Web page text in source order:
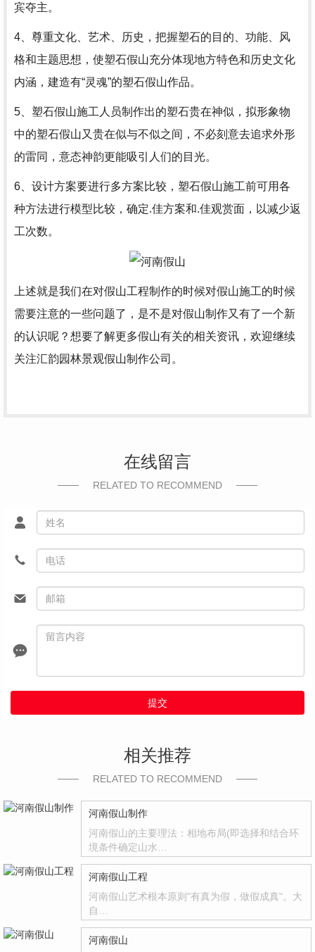
宾夺主。
4、尊重文化、艺术、历史，把握塑石的目的、功能、风
格和主题思想，使塑石假山充分体现地方特色和历史文化
内涵，建造有“灵魂”的塑石假山作品。
5、塑石假山施工人员制作出的塑石贵在神似，拟形象物
中的塑石假山又贵在似与不似之间，不必刻意去追求外形
的雷同，意态神韵更能吸引人们的目光。
6、设计方案要进行多方案比较，塑石假山施工前可用各
种方法进行模型比较，确定.佳方案和.佳观赏面，以减少返
工次数。
上述就是我们在对假山工程制作的时候对假山施工的时候
需要注意的一些问题了，是不是对假山制作又有了一个新
的认识呢？想要了解更多假山有关的相关资讯，欢迎继续
关注汇韵园林景观假山制作公司。
在线留言
RELATED TO RECOMMEND
提交
相关推荐
RELATED TO RECOMMEND
河南假山制作
河南假山的主要理法：相地布局(即选择和结合环
境条件确定山水…
河南假山工程
河南假山艺术根本原则"有真为假，做假成真"。大
自…
河南假山